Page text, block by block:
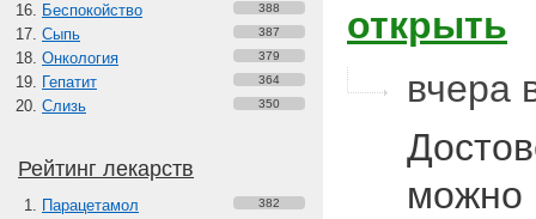
Беспокойство 388
Сыпь 387
Онкология 379
Гепатит 364
Слизь 350
Рейтинг лекарств
Парацетамол 382
открыть
вчера
можно